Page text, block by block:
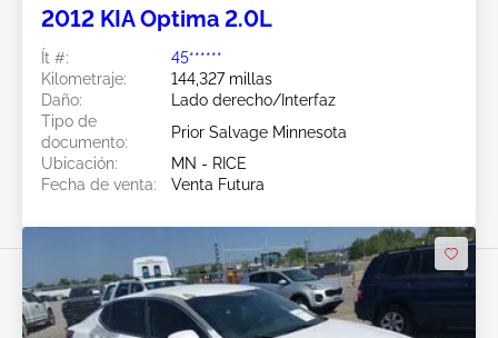
2012 KIA Optima 2.0L
Ít #:
45******
Kilometraje:
144,327 millas
Daño:
Lado derecho/Interfaz
Tipo de
documento:
Prior Salvage Minnesota
Ubicación:
MN - RICE
Fecha de venta:
Venta Futura